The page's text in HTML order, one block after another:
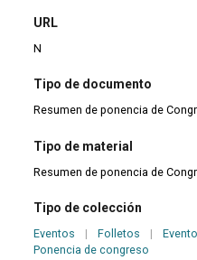
URL
N
Tipo de documento
Resumen de ponencia de
Tipo de material
Resumen de ponencia de
Tipo de colección
Eventos | Folletos |
Ponencia de congreso